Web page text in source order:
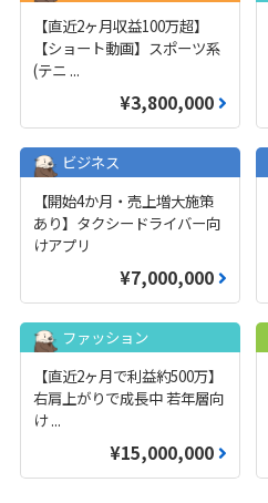
【直近2ヶ月収益100万超】
【ショート動画】スポーツ系
(テニ ...
¥3,800,000
ビジネス
【開始4か月・売上増大施策
あり】タクシードライバー向
けアプリ
¥7,000,000
ファッション
【直近2ヶ月で利益約500万】
右肩上がりで成長中 若年層向
け...
¥15,000,000